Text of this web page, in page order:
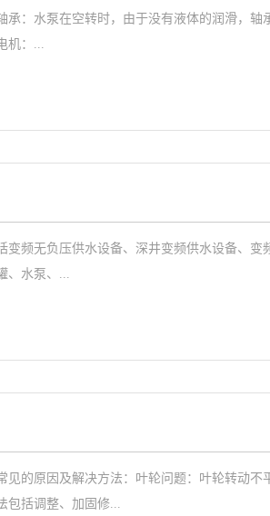
：水泵在空转时，由于没有液体的润滑，轴
机‌：...
频无负压供水设备、深井变频供水设备、变
、水泵、...
的原因及解决方法：叶轮问题：叶轮转动不
包括调整、加固修...